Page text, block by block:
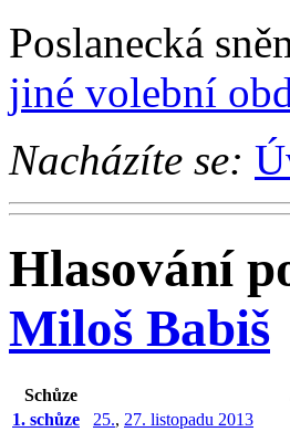
Poslanecká
jiné volební
Nacházíte se:
Hlasování
Miloš Babiš
Schůze
1. schůze
25., 27. listopadu 2013